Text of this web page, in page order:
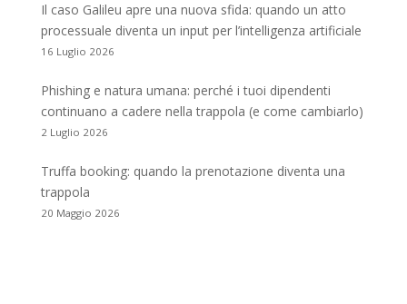
Il caso Galileu apre una nuova sfida: quando un atto
processuale diventa un input per l’intelligenza artificiale
16 Luglio 2026
Phishing e natura umana: perché i tuoi dipendenti
continuano a cadere nella trappola (e come cambiarlo)
2 Luglio 2026
Truffa booking: quando la prenotazione diventa una
trappola
20 Maggio 2026